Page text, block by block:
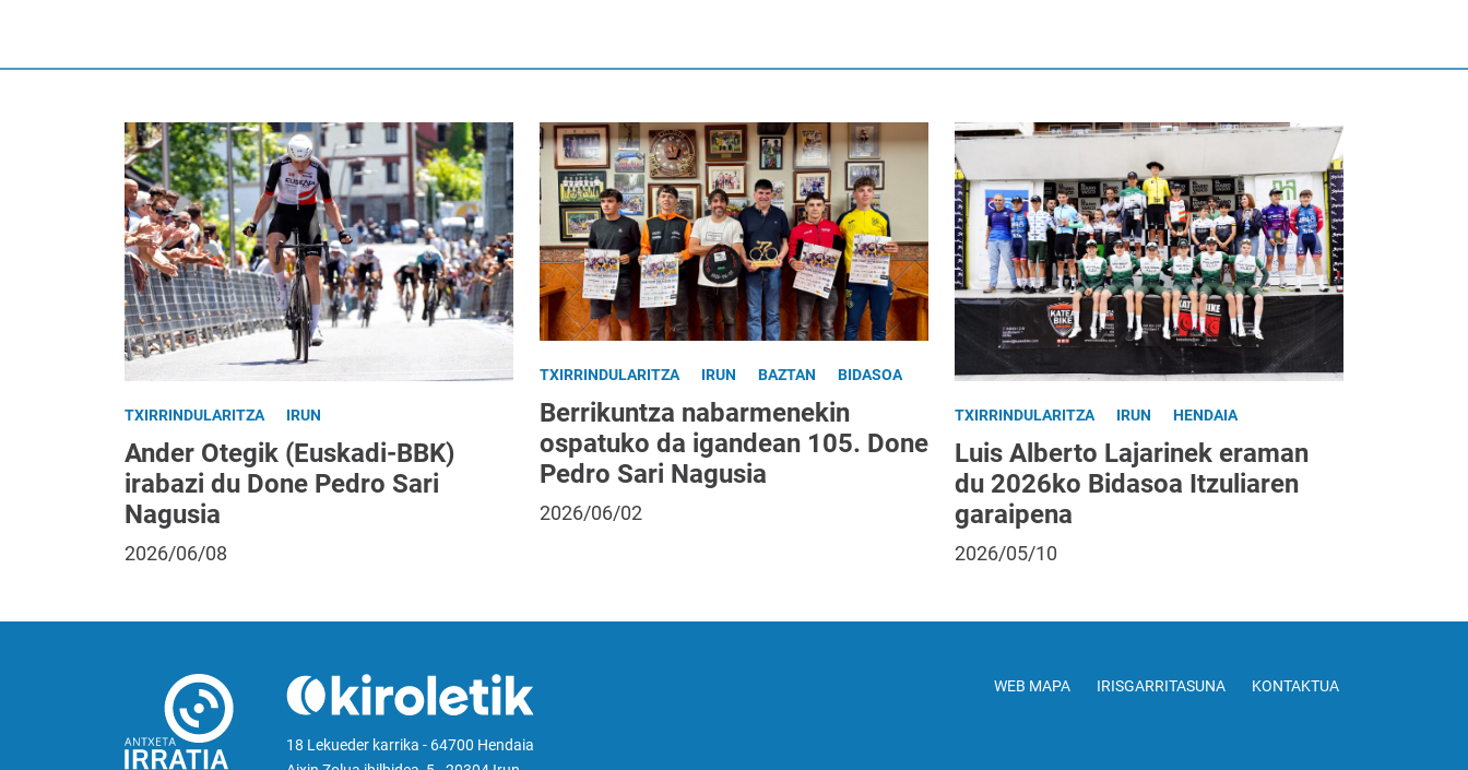
TXIRRINDULARITZA IRUN
Ander Otegik (Euskadi-BBK)
irabazi du Done Pedro Sari
Nagusia
2026/06/08
TXIRRINDULARITZA IRUN BAZTAN BIDASOA
Berrikuntza nabarmenekin
ospatuko da igandean 105. Done
Pedro Sari Nagusia
2026/06/02
TXIRRINDULARITZA IRUN HENDAIA
Luis Alberto Lajarinek eraman
du 2026ko Bidasoa Itzuliaren
garaipena
2026/05/10
18 Lekueder karrika - 64700 Hendaia
WEB MAPA IRISGARRITASUNA KONTAKTUA